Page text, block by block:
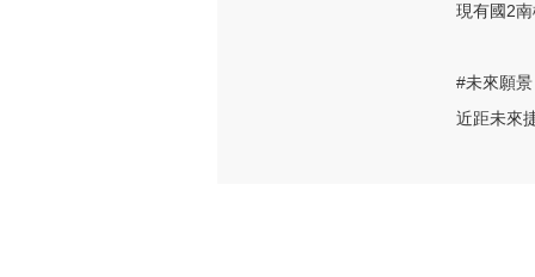
現有國2
#未來願
近距未來